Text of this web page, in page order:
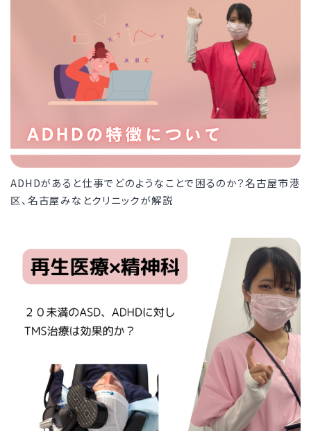
ADHDがあると仕事でどのようなことで困るのか？名古屋市港
区、名古屋みなとクリニックが解説